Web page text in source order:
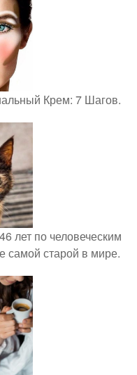
Крем: 7 Шагов.
лет по человеческим
самой старой в мире.